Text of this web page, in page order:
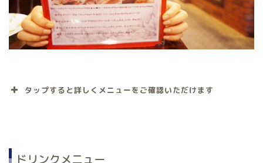
タップすると詳しくメニューをご確認いただけます
ドリンクメニュー